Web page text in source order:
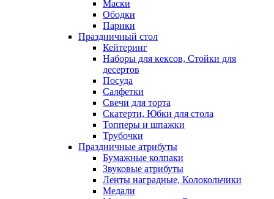
Маски
Ободки
Парики
Праздничный стол
Кейтеринг
Наборы для кексов, Стойки для
десертов
Посуда
Салфетки
Свечи для торта
Скатерти, Юбки для стола
Топперы и шпажки
Трубочки
Праздничные атрибуты
Бумажные колпаки
Звуковые атрибуты
Ленты наградные, Колокольчики
Медали